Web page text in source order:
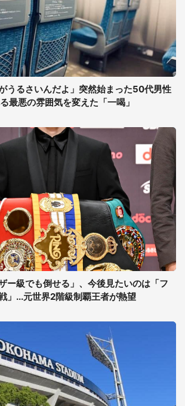
うるさいんだよ」突然始まった50代男性
最悪の雰囲気を変えた「一喝」
ー級でも倒せる」、今後見たいのは「フ
」...元世界2階級制覇王者が熱望